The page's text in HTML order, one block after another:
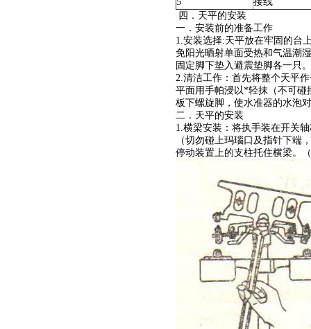
四．天平的安装
一．安装前的准备工作
1.安装选择:天平放在牢固的台
免阳光晒射单面受热和气温潮
固定脚下垫入避震垫脚各一只。
2.清洁工作：首先将整个天平
平面用手帕浸以*轻抹（不可碰
板下螺旋脚，使水准器的水泡
二．天平的安装
1.横梁安装：将执手装在开关
（切勿碰上玛瑙口及指针下端
停动装置上的支柱托住横梁。